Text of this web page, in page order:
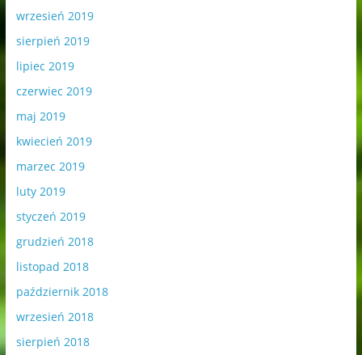
wrzesień 2019
sierpień 2019
lipiec 2019
czerwiec 2019
maj 2019
kwiecień 2019
marzec 2019
luty 2019
styczeń 2019
grudzień 2018
listopad 2018
październik 2018
wrzesień 2018
sierpień 2018